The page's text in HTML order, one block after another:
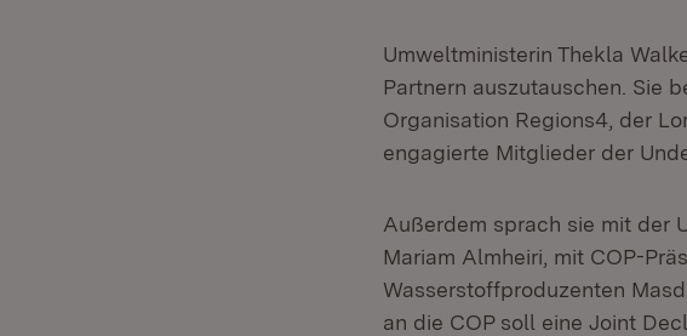
Umweltministerin Thekla
Partnern auszutauschen. Sie
Organisation Regions4, der
engagierte Mitglieder der
Außerdem sprach sie mit der
Mariam Almheiri, mit COP-
Wasserstoffproduzenten
an die COP soll eine Joint